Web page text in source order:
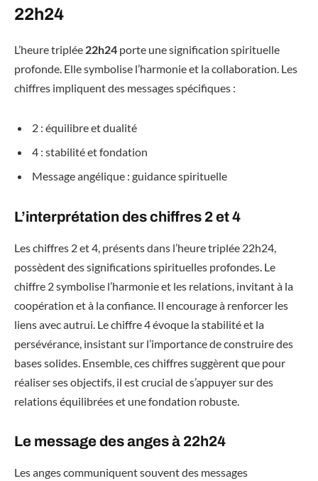
22h24
L’heure triplée 22h24 porte une signification spirituelle
profonde. Elle symbolise l’harmonie et la collaboration. Les
chiffres impliquent des messages spécifiques :
2 : équilibre et dualité
4 : stabilité et fondation
Message angélique : guidance spirituelle
L’interprétation des chiffres 2 et 4
Les chiffres 2 et 4, présents dans l’heure triplée 22h24,
possèdent des significations spirituelles profondes. Le
chiffre 2 symbolise l’harmonie et les relations, invitant à la
coopération et à la confiance. Il encourage à renforcer les
liens avec autrui. Le chiffre 4 évoque la stabilité et la
persévérance, insistant sur l’importance de construire des
bases solides. Ensemble, ces chiffres suggèrent que pour
réaliser ses objectifs, il est crucial de s’appuyer sur des
relations équilibrées et une fondation robuste.
Le message des anges à 22h24
Les anges communiquent souvent des messages